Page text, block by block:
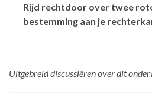
Rijd rechtdoor over twee
bestemming aan je
Uitgebreid discussiëren over dit